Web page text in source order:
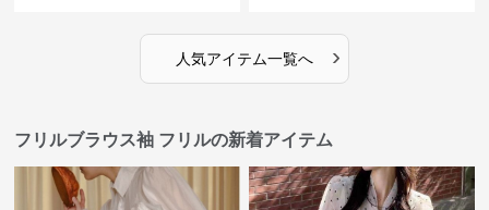
人気アイテム一覧へ ›
フリルブラウス袖 フリルの新着アイテム